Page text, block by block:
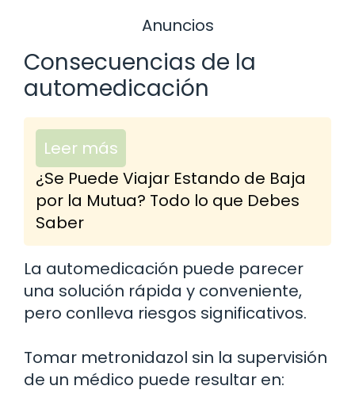
Anuncios
Consecuencias de la
automedicación
Leer más
¿Se Puede Viajar Estando de Baja
por la Mutua? Todo lo que Debes
Saber
La automedicación puede parecer
una solución rápida y conveniente,
pero conlleva riesgos significativos.
Tomar metronidazol sin la supervisión
de un médico puede resultar en: